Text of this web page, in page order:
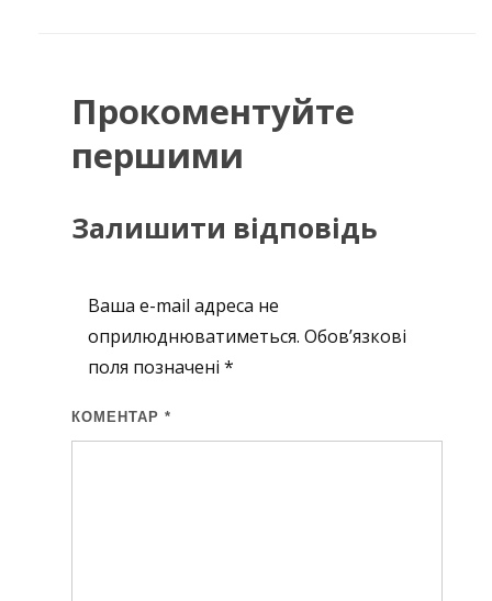
Прокоментуйте
першими
Залишити відповідь
Ваша e-mail адреса не
оприлюднюватиметься. Обов’язкові
поля позначені *
КОМЕНТАР *